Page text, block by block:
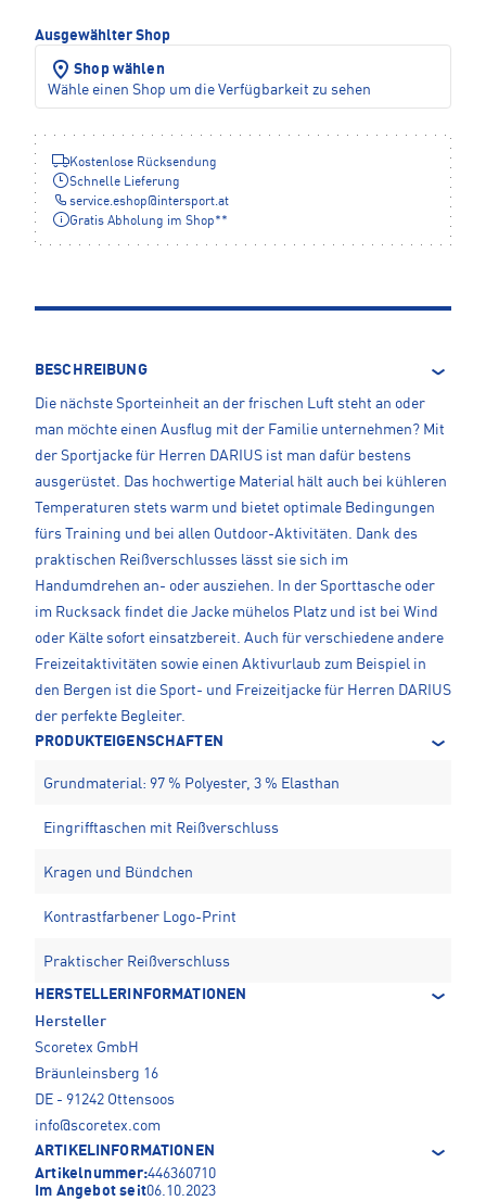
Ausgewählter Shop
Shop wählen
Wähle einen Shop um die Verfügbarkeit zu sehen
Kostenlose Rücksendung
Schnelle Lieferung
service.eshop@intersport.at
Gratis Abholung im Shop**
BESCHREIBUNG
Die nächste Sporteinheit an der frischen Luft steht an oder
man möchte einen Ausflug mit der Familie unternehmen? Mit
der Sportjacke für Herren DARIUS ist man dafür bestens
ausgerüstet. Das hochwertige Material hält auch bei kühleren
Temperaturen stets warm und bietet optimale Bedingungen
fürs Training und bei allen Outdoor-Aktivitäten. Dank des
praktischen Reißverschlusses lässt sie sich im
Handumdrehen an- oder ausziehen. In der Sporttasche oder
im Rucksack findet die Jacke mühelos Platz und ist bei Wind
oder Kälte sofort einsatzbereit. Auch für verschiedene andere
Freizeitaktivitäten sowie einen Aktivurlaub zum Beispiel in
den Bergen ist die Sport- und Freizeitjacke für Herren DARIUS
der perfekte Begleiter.
PRODUKTEIGENSCHAFTEN
Grundmaterial: 97 % Polyester, 3 % Elasthan
Eingrifftaschen mit Reißverschluss
Kragen und Bündchen
Kontrastfarbener Logo-Print
Praktischer Reißverschluss
HERSTELLERINFORMATIONEN
Hersteller
Scoretex GmbH
Bräunleinsberg 16
DE - 91242 Ottensoos
info@scoretex.com
ARTIKELINFORMATIONEN
Artikelnummer:446360710
Im Angebot seit06.10.2023